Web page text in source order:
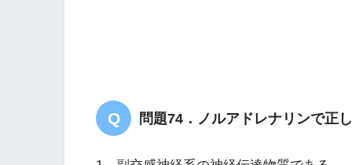
問題74．ノルアドレナリンで正